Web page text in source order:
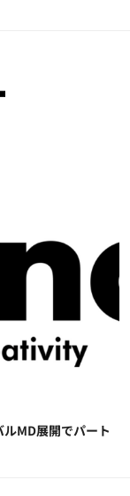
MD展開でパート